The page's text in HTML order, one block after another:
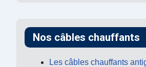
Nos câbles chauffants
Les câbles chauffants